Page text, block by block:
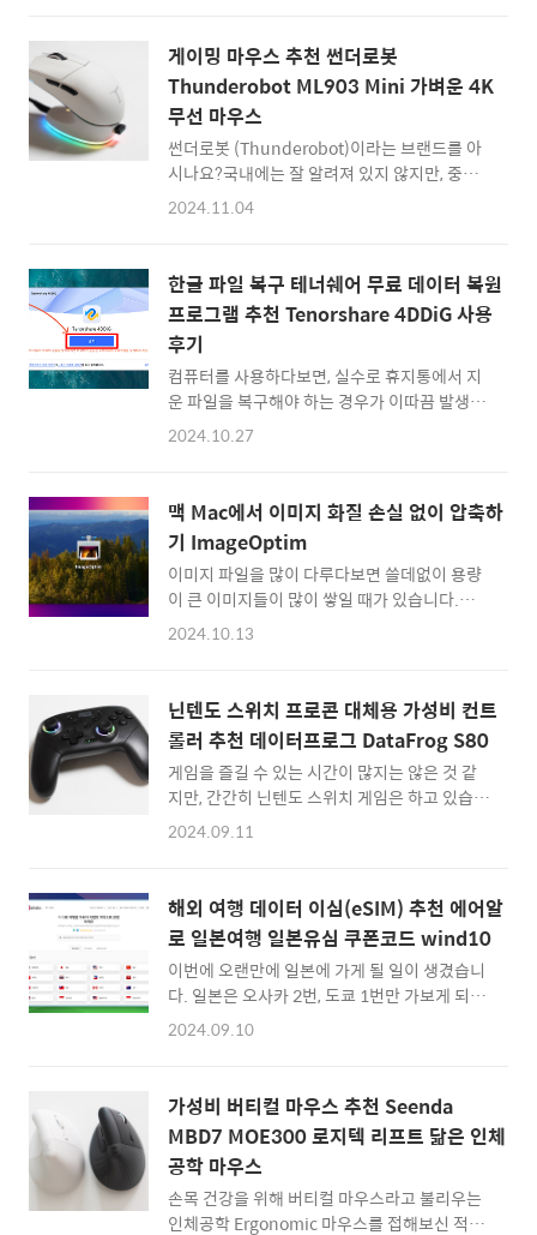
터가 들어 있네요.보이시는 것처럼 접지 플러그
라서 일반 8자 케이블이 아니라, 접지가 추가되
어 있는 3구(?..
제 블로그의 유입이 한글 문서 (HWP)로 많이
들어오시는 것을 알게 되었습니다.아무래도 과
거 네이버 오피스란 서비스가 있었을때, 한글 문
서을 네이버 오피스에서 열어 보거나 편집을 할
수 있다는 것이 상당히 큰 메리트였는데요.
2023년 12월 27일 네이버 오피스가 서비스를
종료하면서 평도 마소 MS 워드만 사용하다가,
HWP 한글 문서를 급하게 편집해야 할 때는 당
것이 웹에서 무료로 제공되는 있는 한컴 오피스
Web(웹)입니다.한컴..
게이밍 마우스 추천 썬더로봇
Thunderobot ML903 Mini 가벼운 4K
무선 마우스
썬더로봇 (Thunderobot)이라는 브랜드를 아
시나요?국내에는 잘 알려져 있지 않지만, 중국
의 기술력이 꽤 집약되어 있는 게이밍 기어 브랜
있는데요.게이밍 노트북 부터 게이밍 마우스, 키
보드와 콘트롤러, 헤드셋, 게이밍 모니터 등, 국
내에만 잘 안 알려져 있지 탄탄한 게이밍 하드웨
어 라인업을 모두 갖춘 브랜드 입니다. 이번에
직접 사용을 해보니 꽤 성능이 좋고, 구성과 가
성비 있기에 추천을 해봅니다.Thunderobot
ML903 Mini / 썬더로봇 ML903 미니 유무선
겸용 게이밍 마우스먼저 이 제품은 알리익스프
제가 구입한 모델은 ML903 Mini NearLi..
2024.11.04
한글 파일 복구 테너쉐어 무료 데이터 복원
프로그램 추천 Tenorshare 4DDiG 사용
후기
컴퓨터를 사용하다보면, 실수로 휴지통에서 지
운 파일을 복구해야 하는 경우가 이따끔 발생합
니다.보통 컴퓨터를 잘 다루는 사람들이 이런 상
지 않는데, 컴퓨터를 잘 다루고 정보와 자료를
많이 다루는 사용자일 경우 오히려 스토리지 용
량 최적화를 위해 바로바로 휴지통을 비우거나
파일을 삭제해버리기 때문이죠. ^^다행인 것은
시중에 휴지통에서 지워버린 파일까지도 복원
을 해주는 무료 복구 프로그램들이 존재하는데
다.Tenorshare 4DDiG 데이터 복구 프로그램
은 이름이 살짝 어려워 기억하기는 어렵지만, 무
료 버전을 사용해도 2GB까..
2024.10.27
맥 Mac에서 이미지 화질 손실 없이 압축하
기 ImageOptim
이미지 파일을 많이 다루다보면 쓸데없이 용량
이 큰 이미지들이 많이 쌓일 때가 있습니다.특히
PNG파일로 이미지 화질 손실 없이 원본으로 항
는데요.오늘은 간편하게 이러한 이미지들을 화
질 손실 없이 압축을 할 수 있는 이미지옵팀
(ImageOptim)이라는 맥용 툴을 소개해볼까
합니다.ImageOptim 이미지 용량 압축 앱일단
ImageOptim은 맥(Mac)에서 간단하게 사용
해보기 좋은 이미지 용량 압축 툴입니다. 간단하
지들은 다른 곳에 백업을 해두시고
ImageOptim앱을 사용하시는 것을 추천해봅
니다. 왜냐면 바로 이미지를..
2024.10.13
닌텐도 스위치 프로콘 대체용 가성비 컨트
롤러 추천 데이터프로그 DataFrog S80
게임을 즐길 수 있는 시간이 많지는 않은 것 같
지만, 간간히 닌텐도 스위치 게임은 하고 있습니
다.닌텐도 스위치를 사용하다가 컨트롤러에도
컨트롤러를 구입할 수 있다고 해서 시험삼아 데
이터프로그 S80을 구입해보았습니다.직접 사
용해보니 진동도 되고, 자이로센서도 있어서 닌
텐도 스위치 게임을 즐기는데 손색이 없네요. 추
천해볼까 해서 간단하게 개봉사진을 공유해봅
니다.제품을 개봉해보면 사실 위의 컨트롤러 본
인을 둘러보았습니다.뒷면에 조명 스위치를 통
해 컬러를 전환할 수 있더군요.요렇게 누를 때
마다 LED 컬러가 전환됩니다. ㅎㅎ닌텐..
2024.09.11
해외 여행 데이터 이심(eSIM) 추천 에어알
로 일본여행 일본유심 쿠폰코드 wind10
이번에 오랜만에 일본에 가게 될 일이 생겼습니
다. 일본은 오사카 2번, 도쿄 1번만 가보게 되었
는데요.그 동안 항상 동행하는 인원이 있어서 로
거라서 일본 여행용 이심(eSIM)을 미리 인터넷
으로 구입했습니다.해외 여행 갈 때 미리 챙기면
좋은 여행용 이심(eSIM) 서비스는 여러가지가
있지만, 그중 가장 간편하고 사용하기 좋은 서비
스로 에어알로(Airalo)가 있더군요. 여러분도
사용해보시면 좋을 것 같아서 추천해봅니다.::
2024.09.10
가성비 버티컬 마우스 추천 Seenda
MBD7 MOE300 로지텍 리프트 닮은 인체
공학 마우스
손목 건강을 위해 버티컬 마우스라고 불리우는
인체공학 Ergonomic 마우스를 접해보신 적이